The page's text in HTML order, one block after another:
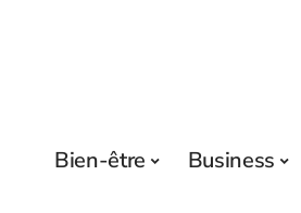
Bien-être Business